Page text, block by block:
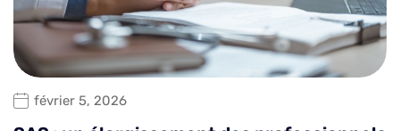
février 5, 2026